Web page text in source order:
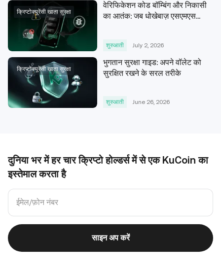
क्रिप्टोक्यूरेंसी खाता सुरक्षा
वेरिफिकेशन कोड बॉम्बिंग और निकासी
का आतंक: जब धोखेबाज़ एसएमएस
शुरुआती July 2, 2026
क्रिप्टोक्यूरेंसी खाता सुरक्षा
भुगतान सुरक्षा गाइड: अपने वॉलेट को
सुरक्षित रखने के सरल तरीके
शुरुआती June 26, 2026
दुनिया भर में हर चार क्रिप्टो होल्डर्स में से एक KuCoin का
इस्तेमाल करता है
साइन अप करें